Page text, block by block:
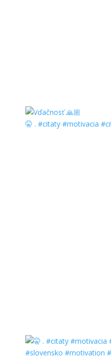
🤫 . #citaty #motivacia